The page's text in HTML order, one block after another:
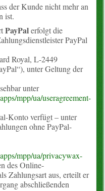
der Kunde nicht mehr an
ist.
PayPalerfolgt die
PayPal
Royal, L-2449
unter Geltung der
unter
mpp/ua/useragreement-
Konto verfügt – unter
ohne PayPal-
mpp/ua/privacywax-
des Online-
Zahlungsart aus, erteilt er
abschließenden